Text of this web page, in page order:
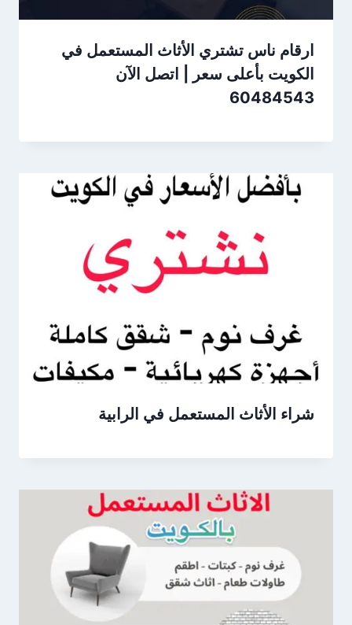
ارقام ناس تشتري الأثاث المستعمل في
الكويت بأعلى سعر | اتصل الآن
60484543
شراء الأثاث المستعمل في الرابية